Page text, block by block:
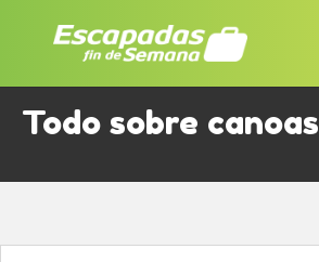
Todo sobre canoas